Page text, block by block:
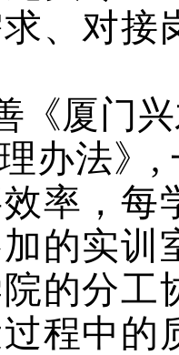
、对接
《厦门
办法》 ,
率，每
的实训
的分工
程中的